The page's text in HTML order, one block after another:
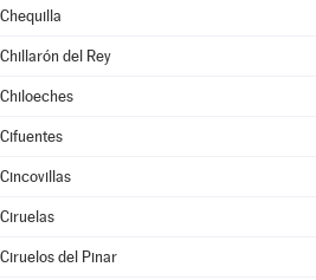
Chequilla
Chillarón del Rey
Chiloeches
Cifuentes
Cincovillas
Ciruelas
Ciruelos del Pinar